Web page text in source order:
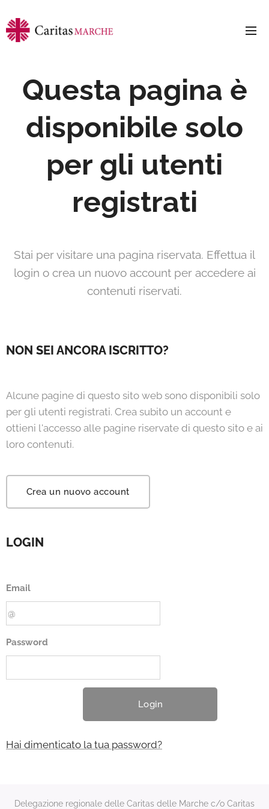
Questa pagina è
disponibile solo
per gli utenti
registrati
Stai per visitare una pagina riservata. Effettua il
login o crea un nuovo account per accedere ai
contenuti riservati.
NON SEI ANCORA ISCRITTO?
Alcune pagine di questo sito web sono disponibili solo
per gli utenti registrati. Crea subito un account e
ottieni l'accesso alle pagine riservate di questo sito e ai
loro contenuti.
Crea un nuovo account
LOGIN
Email
Password
Login
Hai dimenticato la tua password?
Delegazione regionale delle Caritas delle Marche c/o Caritas